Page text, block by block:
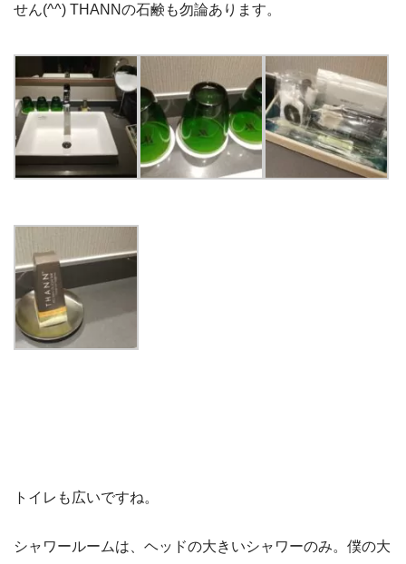
せん(^^) THANNの石鹸も勿論あります。
トイレも広いですね。
シャワールームは、ヘッドの大きいシャワーのみ。僕の大